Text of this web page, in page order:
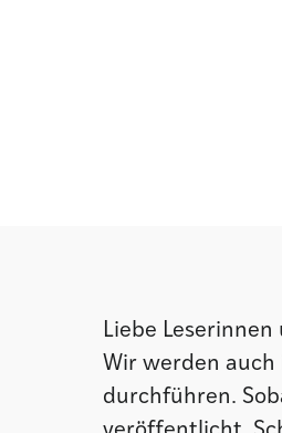
Liebe Leserinnen
Wir werden auch
durchführen.